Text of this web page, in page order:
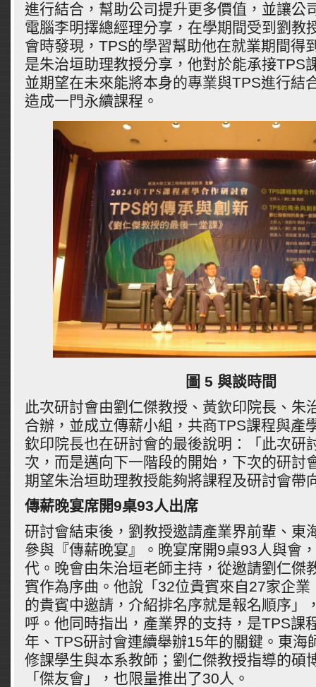
進行結合，幫助公司提升更多價值，並讓公
電腦李明擇總經理分享，在學期間受到劉教
會時發現，TPS的學習幫助他在就業期間得
是朱治垣助理教授分享，他對於能承接TPS
並期望在未來能將本身的專業與TPS進行結
造成一門永續課程。
圖 5 與談時間
此次研討會由劉仁傑教授、黃欽印院長、朱
合辦，並成立傳薪小組，共商TPS課程與產
欽印院長也在研討會的最後說明：「此次研
次，而是邁向下一階段的開始，下次的研討
期望朱治垣助理教授能夠將課程及研討會帶
傳薪晚宴席開9桌93人出席
研討會結束後，劉教授邀請產業界前輩、東
參與『傳薪晚宴』。晚宴席開9桌93人與會
代。晚會由朱治垣老師主持，從邀請劉仁傑
賓作為序曲。他說「32位貴賓來自27家企業
的貴賓中邀請，介紹排名序就是報名順序」
呼。他同時指出，產業界的支持，是TPS課
年、TPS研討會連續舉辦15年的關鍵。東海
修課學生與本系教師；劉仁傑教授指導的碩
「傑友會」，也限量推出了30人。